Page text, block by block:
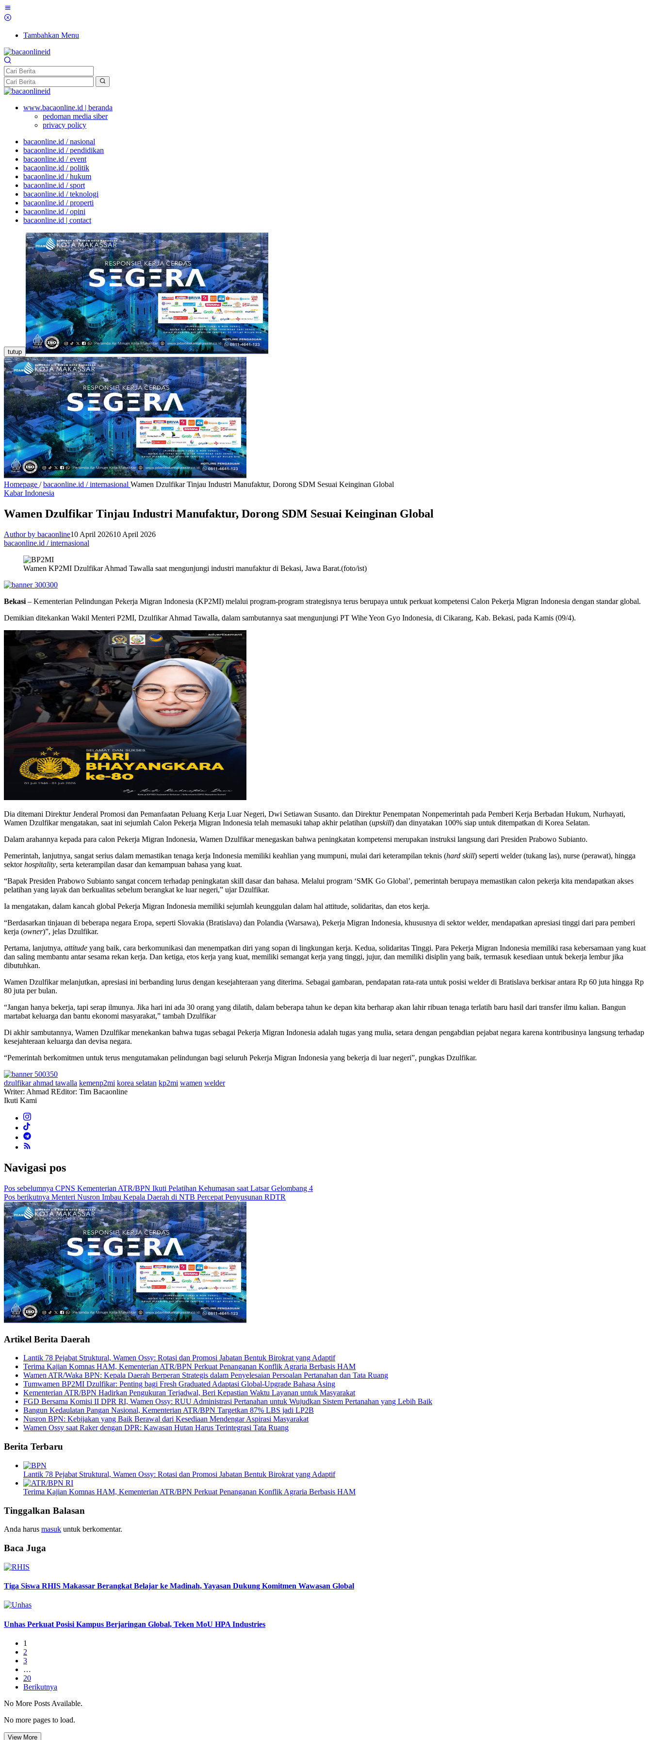
Tambahkan Menu
www.bacaonline.id | beranda
pedoman media siber
privacy policy
bacaonline.id / nasional
bacaonline.id / pendidikan
bacaonline.id / event
bacaonline.id / politik
bacaonline.id / hukum
bacaonline.id / sport
bacaonline.id / teknologi
bacaonline.id / properti
bacaonline.id / opini
bacaonline.id | contact
tutup
Homepage / bacaonline.id / internasional Wamen Dzulfikar Tinjau Industri Manufaktur, Dorong SDM Sesuai Keinginan Global
Kabar Indonesia
Wamen Dzulfikar Tinjau Industri Manufaktur, Dorong SDM Sesuai Keinginan Global
Author by bacaonline10 April 202610 April 2026
bacaonline.id / internasional
Wamen KP2MI Dzulfikar Ahmad Tawalla saat mengunjungi industri manufaktur di Bekasi, Jawa Barat.(foto/ist)
Bekasi – Kementerian Pelindungan Pekerja Migran Indonesia (KP2MI) melalui program-program strategisnya terus berupaya untuk perkuat kompetensi Calon Pekerja Migran Indonesia dengan standar global.
Demikian ditekankan Wakil Menteri P2MI, Dzulfikar Ahmad Tawalla, dalam sambutannya saat mengunjungi PT Wihe Yeon Gyo Indonesia, di Cikarang, Kab. Bekasi, pada Kamis (09/4).
Dia ditemani Direktur Jenderal Promosi dan Pemanfaatan Peluang Kerja Luar Negeri, Dwi Setiawan Susanto. dan Direktur Penempatan Nonpemerintah pada Pemberi Kerja Berbadan Hukum, Nurhayati,
Wamen Dzulfikar mengatakan, saat ini sejumlah Calon Pekerja Migran Indonesia telah memasuki tahap akhir pelatihan (upskill) dan dinyatakan 100% siap untuk ditempatkan di Korea Selatan.
Dalam arahannya kepada para calon Pekerja Migran Indonesia, Wamen Dzulfikar menegaskan bahwa peningkatan kompetensi merupakan instruksi langsung dari Presiden Prabowo Subianto.
Pemerintah, lanjutnya, sangat serius dalam memastikan tenaga kerja Indonesia memiliki keahlian yang mumpuni, mulai dari keterampilan teknis (hard skill) seperti welder (tukang las), nurse (perawat), hingga
sektorhospitality, serta keterampilan dasar dan kemampuan bahasa yang kuat.
“Bapak Presiden Prabowo Subianto sangat concern terhadap peningkatan skill dasar dan bahasa. Melalui program ‘SMK Go Global’, pemerintah berupaya memastikan calon pekerja kita mendapatkan akses
pelatihan yang layak dan berkualitas sebelum berangkat ke luar negeri,” ujar Dzulfikar.
Ia mengatakan, dalam kancah global Pekerja Migran Indonesia memiliki sejumlah keunggulan dalam hal attitude, solidaritas, dan etos kerja.
“Berdasarkan tinjauan di beberapa negara Eropa, seperti Slovakia (Bratislava) dan Polandia (Warsawa), Pekerja Migran Indonesia, khususnya di sektor welder, mendapatkan apresiasi tinggi dari para pemberi
kerja (owner)”, jelas Dzulfikar.
Pertama, lanjutnya, attitude yang baik, cara berkomunikasi dan menempatkan diri yang sopan di lingkungan kerja. Kedua, solidaritas Tinggi. Para Pekerja Migran Indonesia memiliki rasa kebersamaan yang kuat
dan saling membantu antar sesama rekan kerja. Dan ketiga, etos kerja yang kuat, memiliki semangat kerja yang tinggi, jujur, dan memiliki disiplin yang baik, termasuk kesediaan untuk bekerja lembur jika
dibutuhkan.
Wamen Dzulfikar melanjutkan, apresiasi ini berbanding lurus dengan kesejahteraan yang diterima. Sebagai gambaran, pendapatan rata-rata untuk posisi welder di Bratislava berkisar antara Rp 60 juta hingga Rp
80 juta per bulan.
“Jangan hanya bekerja, tapi serap ilmunya. Jika hari ini ada 30 orang yang dilatih, dalam beberapa tahun ke depan kita berharap akan lahir ribuan tenaga terlatih baru hasil dari transfer ilmu kalian. Bangun
martabat keluarga dan bantu ekonomi masyarakat,” tambah Dzulfikar
Di akhir sambutannya, Wamen Dzulfikar menekankan bahwa tugas sebagai Pekerja Migran Indonesia adalah tugas yang mulia, setara dengan pengabdian pejabat negara karena kontribusinya langsung terhadap
kesejahteraan keluarga dan devisa negara.
“Pemerintah berkomitmen untuk terus mengutamakan pelindungan bagi seluruh Pekerja Migran Indonesia yang bekerja di luar negeri”, pungkas Dzulfikar.
dzulfikar ahmad tawalla kemenp2mi korea selatan kp2mi wamen welder
Writer: Ahmad REditor: Tim Bacaonline
Ikuti Kami
Navigasi pos
Pos sebelumnya CPNS Kementerian ATR/BPN Ikuti Pelatihan Kehumasan saat Latsar Gelombang 4
Pos berikutnya Menteri Nusron Imbau Kepala Daerah di NTB Percepat Penyusunan RDTR
Artikel Berita Daerah
Lantik 78 Pejabat Struktural, Wamen Ossy: Rotasi dan Promosi Jabatan Bentuk Birokrat yang Adaptif
Terima Kajian Komnas HAM, Kementerian ATR/BPN Perkuat Penanganan Konflik Agraria Berbasis HAM
Wamen ATR/Waka BPN: Kepala Daerah Berperan Strategis dalam Penyelesaian Persoalan Pertanahan dan Tata Ruang
Tumwamen BP2MI Dzulfikar: Penting bagi Fresh Graduated Adaptasi Global-Upgrade Bahasa Asing
Kementerian ATR/BPN Hadirkan Pengukuran Terjadwal, Beri Kepastian Waktu Layanan untuk Masyarakat
FGD Bersama Komisi II DPR RI, Wamen Ossy: RUU Administrasi Pertanahan untuk Wujudkan Sistem Pertanahan yang Lebih Baik
Bangun Kedaulatan Pangan Nasional, Kementerian ATR/BPN Targetkan 87% LBS jadi LP2B
Nusron BPN: Kebijakan yang Baik Berawal dari Kesediaan Mendengar Aspirasi Masyarakat
Wamen Ossy saat Raker dengan DPR: Kawasan Hutan Harus Terintegrasi Tata Ruang
Berita Terbaru
Lantik 78 Pejabat Struktural, Wamen Ossy: Rotasi dan Promosi Jabatan Bentuk Birokrat yang Adaptif
Terima Kajian Komnas HAM, Kementerian ATR/BPN Perkuat Penanganan Konflik Agraria Berbasis HAM
Tinggalkan Balasan
Anda harus masuk untuk berkomentar.
Baca Juga
Tiga Siswa RHIS Makassar Berangkat Belajar ke Madinah, Yayasan Dukung Komitmen Wawasan Global
Unhas Perkuat Posisi Kampus Berjaringan Global, Teken MoU HPA Industries
1
2
3
…
20
Berikutnya
No More Posts Available.
No more pages to load.
View More